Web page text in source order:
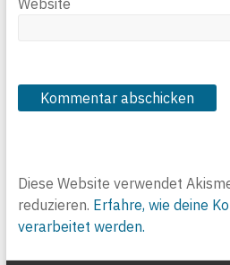
Diese Website verwendet
reduzieren. Erfahre, wie deine
verarbeitet werden.